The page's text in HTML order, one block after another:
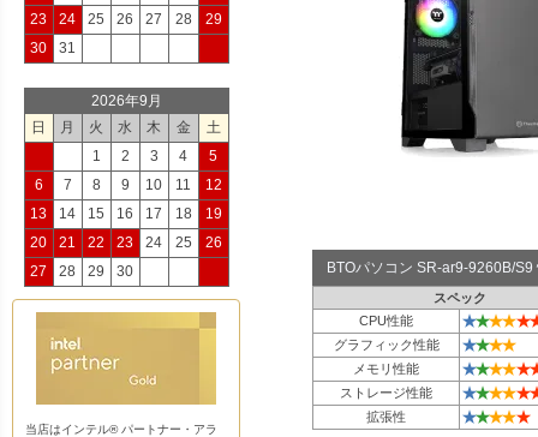
BTOパソコン SR-ar9-9260B/
スペック
CPU性能
★★★★★
グラフィック性能 ★★★★
メモリ性能 ★★★★★
ストレージ性能 ★★★★★
拡張性 ★★★★★
23
24 25 26 27 28
29
30
31
2026年9月
日
月 火 水 木 金
土
1
2 3 4
5
6
7 8 9 10 11
12
13
14 15 16 17 18
19
20
21 22 23 24 25
26
27
28 29 30
当店はインテル® パートナー・アラ